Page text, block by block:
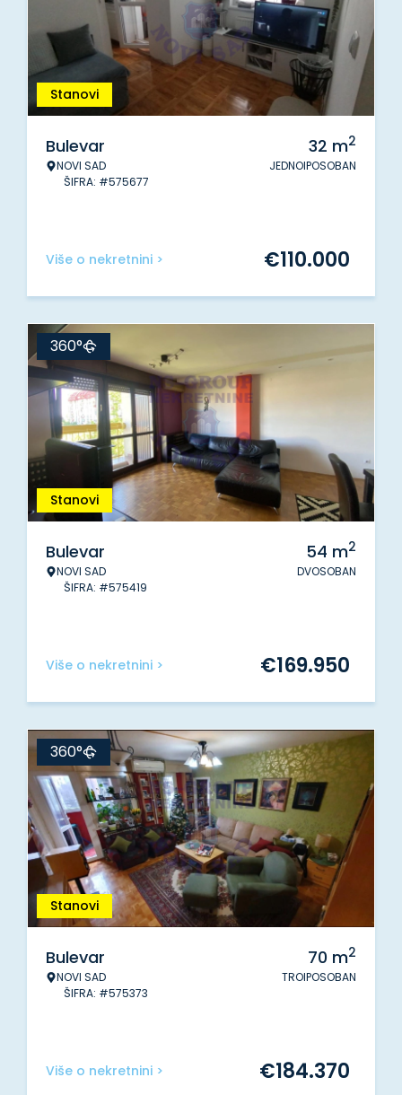
Stanovi
Bulevar
NOVI SAD
ŠIFRA: #575677
32 m2
JEDNOIPOSOBAN
Više o nekretnini > €110.000
Stanovi
360°
Bulevar
NOVI SAD
ŠIFRA: #575419
54 m2
DVOSOBAN
Više o nekretnini > €169.950
Stanovi
360°
Bulevar
NOVI SAD
ŠIFRA: #575373
70 m2
TROIPOSOBAN
Više o nekretnini > €184.370